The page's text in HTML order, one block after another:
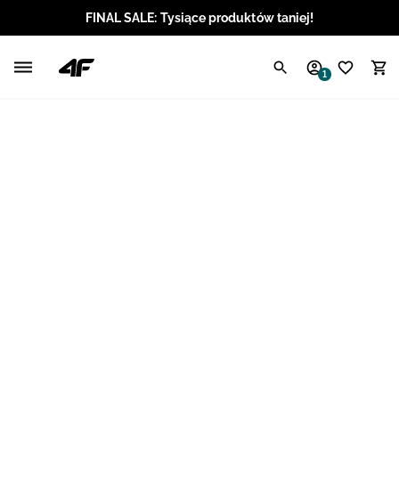
FINAL SALE: Tysiące produktów taniej!
1